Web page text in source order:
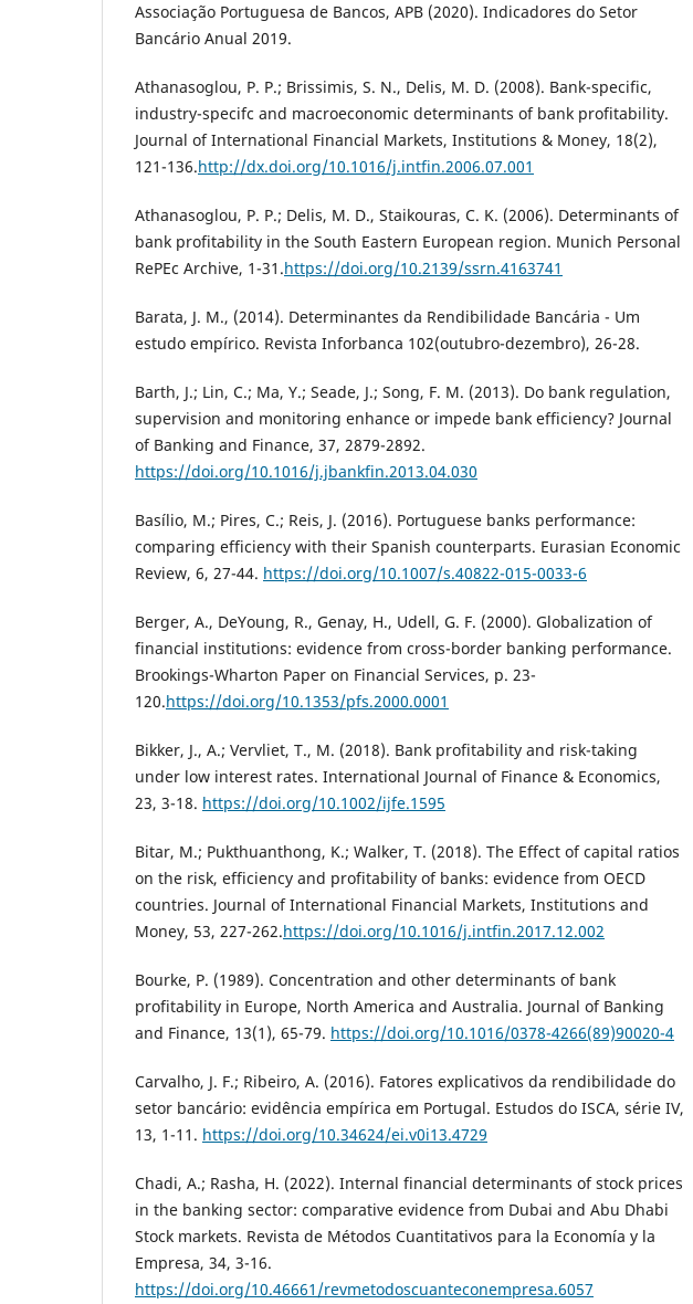
Associação Portuguesa de Bancos, APB (2020). Indicadores do Setor
Bancário Anual 2019.
Athanasoglou, P. P.; Brissimis, S. N., Delis, M. D. (2008). Bank-specific,
industry-specifc and macroeconomic determinants of bank profitability.
Journal of International Financial Markets, Institutions & Money, 18(2),
121-136.http://dx.doi.org/10.1016/j.intfin.2006.07.001
Athanasoglou, P. P.; Delis, M. D., Staikouras, C. K. (2006). Determinants of
bank profitability in the South Eastern European region. Munich Personal
RePEc Archive, 1-31.https://doi.org/10.2139/ssrn.4163741
Barata, J. M., (2014). Determinantes da Rendibilidade Bancária - Um
estudo empírico. Revista Inforbanca 102(outubro-dezembro), 26-28.
Barth, J.; Lin, C.; Ma, Y.; Seade, J.; Song, F. M. (2013). Do bank regulation,
supervision and monitoring enhance or impede bank efficiency? Journal
of Banking and Finance, 37, 2879-2892.
https://doi.org/10.1016/j.jbankfin.2013.04.030
Basílio, M.; Pires, C.; Reis, J. (2016). Portuguese banks performance:
comparing efficiency with their Spanish counterparts. Eurasian Economic
Review, 6, 27-44. https://doi.org/10.1007/s.40822-015-0033-6
Berger, A., DeYoung, R., Genay, H., Udell, G. F. (2000). Globalization of
financial institutions: evidence from cross-border banking performance.
Brookings-Wharton Paper on Financial Services, p. 23-
120.https://doi.org/10.1353/pfs.2000.0001
Bikker, J., A.; Vervliet, T., M. (2018). Bank profitability and risk-taking
under low interest rates. International Journal of Finance & Economics,
23, 3-18. https://doi.org/10.1002/ijfe.1595
Bitar, M.; Pukthuanthong, K.; Walker, T. (2018). The Effect of capital ratios
on the risk, efficiency and profitability of banks: evidence from OECD
countries. Journal of International Financial Markets, Institutions and
Money, 53, 227-262.https://doi.org/10.1016/j.intfin.2017.12.002
Bourke, P. (1989). Concentration and other determinants of bank
profitability in Europe, North America and Australia. Journal of Banking
and Finance, 13(1), 65-79. https://doi.org/10.1016/0378-4266(89)90020-4
Carvalho, J. F.; Ribeiro, A. (2016). Fatores explicativos da rendibilidade do
setor bancário: evidência empírica em Portugal. Estudos do ISCA, série IV,
13, 1-11. https://doi.org/10.34624/ei.v0i13.4729
Chadi, A.; Rasha, H. (2022). Internal financial determinants of stock prices
in the banking sector: comparative evidence from Dubai and Abu Dhabi
Stock markets. Revista de Métodos Cuantitativos para la Economía y la
Empresa, 34, 3-16.
https://doi.org/10.46661/revmetodoscuanteconempresa.6057